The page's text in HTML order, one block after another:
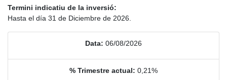
Termini indicatiu de la inversió:
Hasta el día 31 de Diciembre de 2026.
Data: 06/08/2026
% Trimestre actual: 0,21%